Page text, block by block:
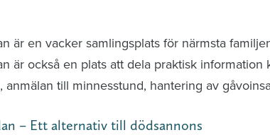
är en vacker samlingsplats för närmsta
är också en plats att dela praktisk
anmälan till minnesstund, hantering av
– Ett alternativ till dödsannons